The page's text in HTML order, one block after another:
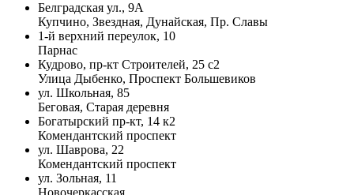
Белградская ул., 9А
Купчино, Звездная, Дунайская, Пр. Славы
1-й верхний переулок, 10
Парнас
Кудрово, пр-кт Строителей, 25 с2
Улица Дыбенко, Проспект Большевиков
ул. Школьная, 85
Беговая, Старая деревня
Богатырский пр-кт, 14 к2
Комендантский проспект
ул. Шаврова, 22
Комендантский проспект
ул. Зольная, 11